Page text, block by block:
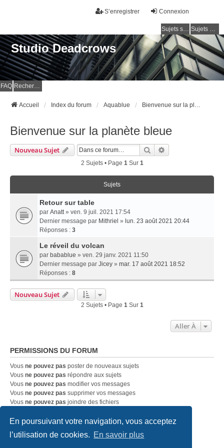
En poursuivant votre navigation, vous acceptez
l’utilisation de cookies. En savoir plus
Connexion
S’enregistrer
Sujets sans réponse Sujets actifs
Studio Deadcrows
FAQ Rechercher
Accueil Index du forum Aquablue Bienvenue sur la planète bleue
Bienvenue sur la planète bleue
Nouveau Sujet Rechercher
2 Sujets • Page 1Sur 1
Sujets
Retour sur table
par Anatt» ven. 9 juil. 2021 17:54
Dernier message par Mithriel » lun. 23 août 2021 20:44
Réponses : 3
Le réveil du volcan
par babablue » ven. 29 janv. 2021 11:50
Dernier message par Jicey » mar. 17 août 2021 18:52
Réponses : 8
Nouveau Sujet
2 Sujets • Page 1Sur 1
Aller À
PERMISSIONS DU FORUM
Vous ne pouvez pas poster de nouveaux sujets
Vous ne pouvez pas répondre aux sujets
Vous ne pouvez pas modifier vos messages
Vous ne pouvez pas supprimer vos messages
Vous ne pouvez pas joindre des fichiers
Accueil Index du forum Nous contacter